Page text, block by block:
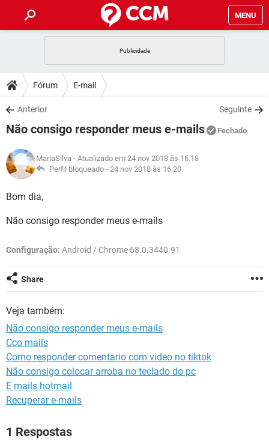
MENU
CELULAR
OUTLOOK
INSTAGRAM GMAIL
GUIA DE COMPRAS
DICAS
JOGOS
INSTAGRAM GMAIL
GUIA DE COMPRAS
DOWNLOADS
JOGOS WHATSAPP
CELULAR
OUTLOOK EXCEL
INSTAGRAM
JOGOS WHATSAPP
CELULAR
OUTLOOK
INSTAGRAM GMAIL
GLOSSÁRIO
JOGOS
INSTAGRAM GMAIL
GUIA DE COMPRAS
Fórum E-mail
Anterior Seguinte
Não consigo responder meus e-mails Fechado
MariaSilva - Atualizado em 24 nov 2018 às 16:18
Perfil bloqueado - 24 nov 2018 às 16:20
Bom dia,
Não consigo responder meus e-mails
Configuração: Android / Chrome 68.0.3440.91
Share
Veja também:
Não consigo responder meus e-mails
Cco mails
Como responder comentario com video no tiktok
Não consigo colocar arroba no teclado do pc
E mails hotmail
Recuperar e-mails
1 Respostas